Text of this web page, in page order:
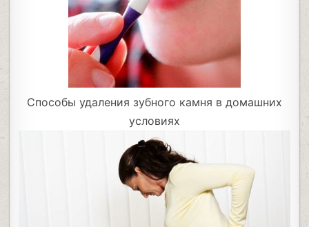
Способы удаления зубного камня в домашних
условиях